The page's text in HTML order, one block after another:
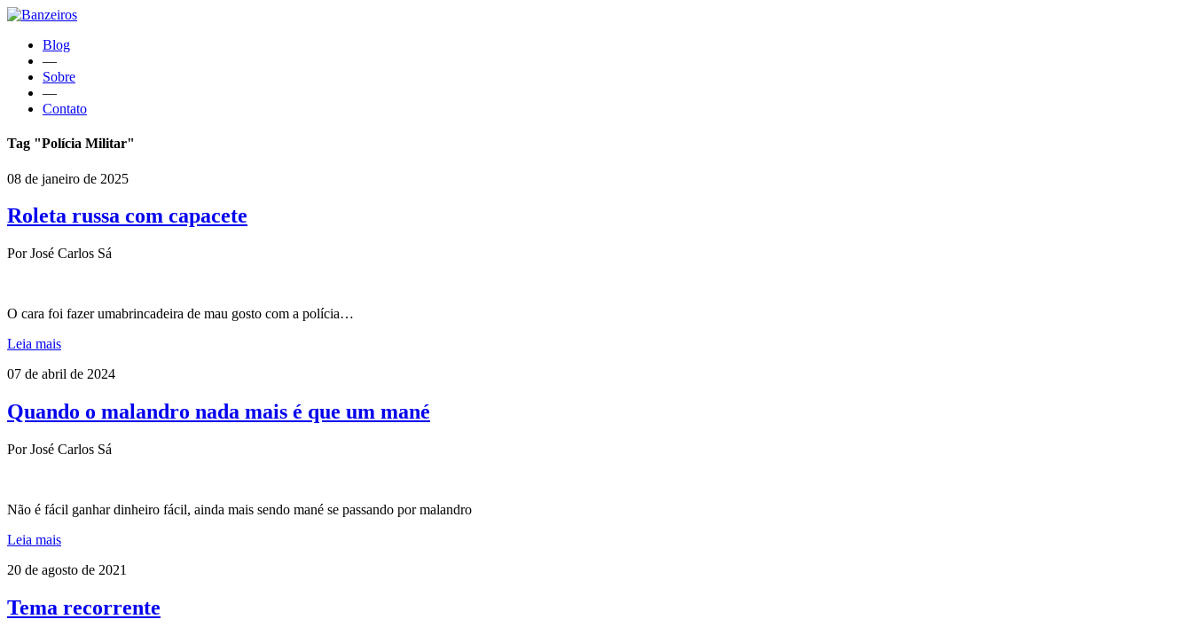
Blog
—
Sobre
—
Contato
Tag "Polícia Militar"
08 de janeiro de 2025
Roleta russa com capacete
Por José Carlos Sá
O cara foi fazer umabrincadeira de mau gosto com a polícia…
Leia mais
07 de abril de 2024
Quando o malandro nada mais é que um mané
Por José Carlos Sá
Não é fácil ganhar dinheiro fácil, ainda mais sendo mané se passando por malandro
Leia mais
20 de agosto de 2021
Tema recorrente